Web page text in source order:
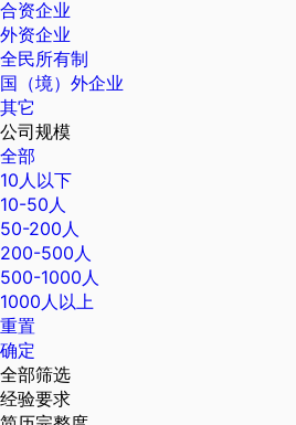
合资企业
外资企业
全民所有制
国（境）外企业
其它
公司规模
全部
10人以下
10-50人
50-200人
200-500人
500-1000人
1000人以上
重置
确定
全部筛选
经验要求